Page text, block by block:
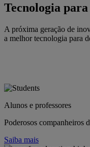
Tecnologia
A próxima geração de
a melhor tecnologia para
Alunos e professores
Poderosos companheiros
Saiba mais